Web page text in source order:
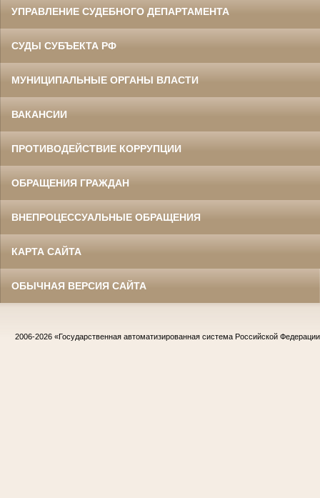
УПРАВЛЕНИЕ СУДЕБНОГО ДЕПАРТАМЕНТА
СУДЫ СУБЪЕКТА РФ
МУНИЦИПАЛЬНЫЕ ОРГАНЫ ВЛАСТИ
ВАКАНСИИ
ПРОТИВОДЕЙСТВИЕ КОРРУПЦИИ
ОБРАЩЕНИЯ ГРАЖДАН
ВНЕПРОЦЕССУАЛЬНЫЕ ОБРАЩЕНИЯ
КАРТА САЙТА
ОБЫЧНАЯ ВЕРСИЯ САЙТА
2006-2026 «Государственная автоматизированная система Российской